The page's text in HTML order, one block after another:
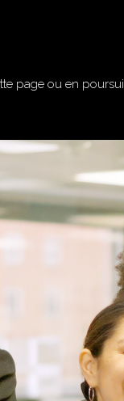
page ou en